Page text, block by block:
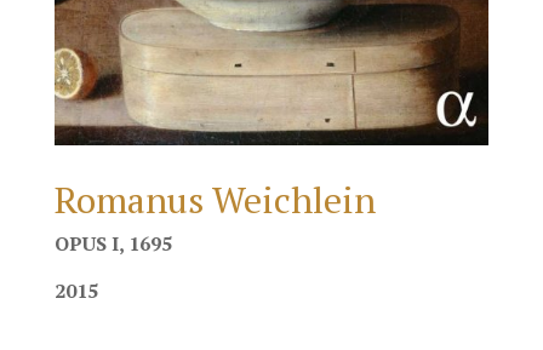
Romanus Weichlein
OPUS I, 1695
2015